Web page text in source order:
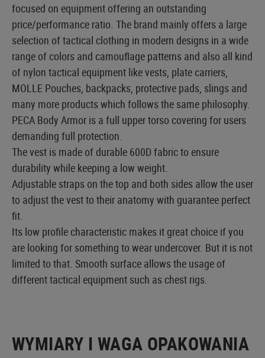
focused on equipment offering an outstanding
price/performance ratio. The brand mainly offers a large
selection of tactical clothing in modern designs in a wide
range of colors and camouflage patterns and also all kind
of nylon tactical equipment like vests, plate carriers,
MOLLE Pouches, backpacks, protective pads, slings and
many more products which follows the same philosophy.
PECA Body Armor is a full upper torso covering for users
demanding full protection.
The vest is made of durable 600D fabric to ensure
durability while keeping a low weight.
Adjustable straps on the top and both sides allow the user
to adjust the vest to their anatomy with guarantee perfect
fit.
Its low profile characteristic makes it great choice if you
are looking for something to wear undercover. But it is not
limited to that. Smooth surface allows the usage of
different tactical equipment such as chest rigs.
WYMIARY I WAGA OPAKOWANIA